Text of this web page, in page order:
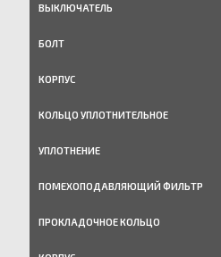
ВЫКЛЮЧАТЕЛЬ
БОЛТ
КОРПУС
КОЛЬЦО УПЛОТНИТЕЛЬНОЕ
УПЛОТНЕНИЕ
ПОМЕХОПОДАВЛЯЮЩИЙ ФИЛЬTР
ПРОКЛАДОЧНОЕ КОЛЬЦО